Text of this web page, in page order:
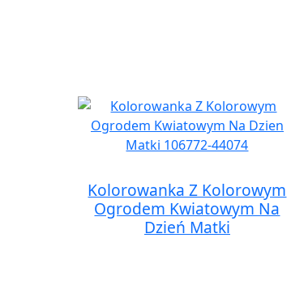
Kolorowanka Z Kolorowym
Ogrodem Kwiatowym Na
Dzień Matki